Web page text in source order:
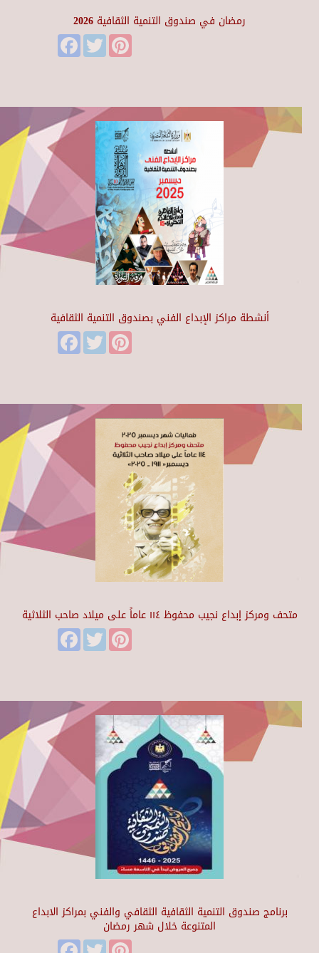
رمضان في صندوق التنمية الثقافية 2026
FacebookTwitter
أنشطة مراكز الإبداع الفني بصندوق التنمية الثقافية
FacebookTwitter
متحف ومركز إبداع نجيب محفوظ ١١٤ عاماً على ميلاد صاحب الثلاثية
FacebookTwitter
برنامج صندوق التنمية الثقافية الثقافي والفني بمراكز الابداع
المتنوعة خلال شهر رمضان
FacebookTwitter